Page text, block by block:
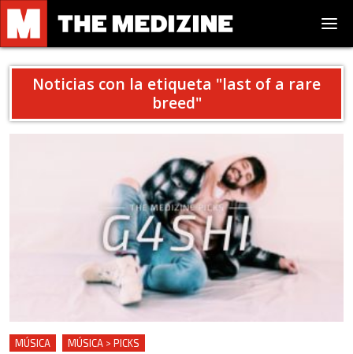
Noticias con la etiqueta "last of a rare
breed"
MÚSICA MÚSICA > PICKS